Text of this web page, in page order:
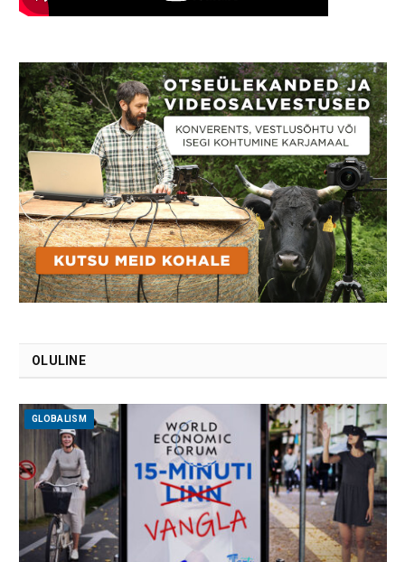
OLULINE
GLOBALISM